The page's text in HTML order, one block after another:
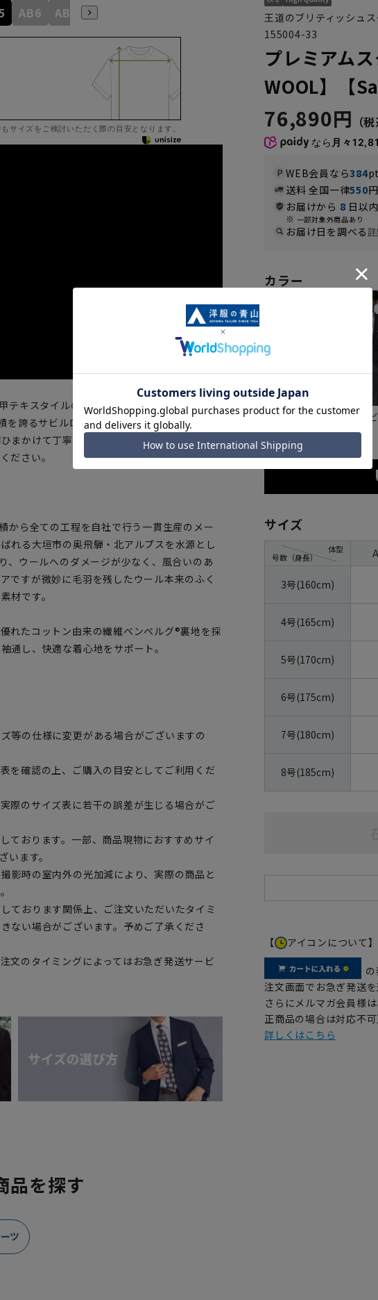
AB6 AB7 AB8 BE7 BE8
サイズをご検討いただく際の目安となります。
テキスタイルの『AQUA WOOL』を使用した
誇るサビルロウスーツが信頼の国内メーカ
まかけて丁寧に仕上げられているオーダーメ
ださい。
から全ての工程を自社で行う一貫生産のメー
れる大垣市の奥飛騨・北アルプスを水源とし
、ウールへのダメージが少なく、風合いのあ
ですが微妙に毛羽を残したウール本来のふく
材です。
れたコットン由来の繊維ベンベルグ®裏地を採
通し、快適な着心地をサポート。
等の仕様に変更がある場合がございますの
を確認の上、ご購入の目安としてご利用くだ
際のサイズ表に若干の誤差が生じる場合がご
ております。一部、商品現物におすすめサイ
ます。
影時の室内外の光加減により、実際の商品と
ております関係上、ご注文いただいたタイミ
ない場合がございます。予めご了承くださ
文のタイミングによってはお急ぎ発送サービ
王道のブリティッシュ
155004-33
プレミアム
WOOL】【
76,890円
なら 月々
WEB会員なら384
送料 全国一律550
お届けから 8 日以
一部対象外商品あり
お届け日を調べる
カラー
グレー ネイ
サイズ
号数（身長）
体型
3号(160cm)
4号(165cm)
5号(170cm)
6号(175cm)
7号(180cm)
8号(185cm)
【 アイコンについて】
注文画面でお急ぎ発送
さらにメルマガ会員様
正商品の場合は対応不
詳しくはこちら
品を探す
ツ